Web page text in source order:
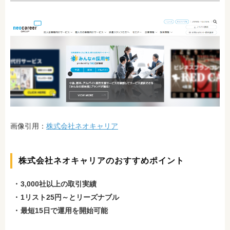
画像引用： 株式会社ネオキャリア
株式会社ネオキャリアのおすすめポイント
3,000社以上の取引実績
1リスト25円～とリーズナブル
最短15日で運用を開始可能